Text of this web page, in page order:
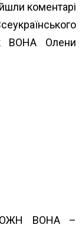
коментарі
ВОНА Олени
ВОЖН ВОНА –